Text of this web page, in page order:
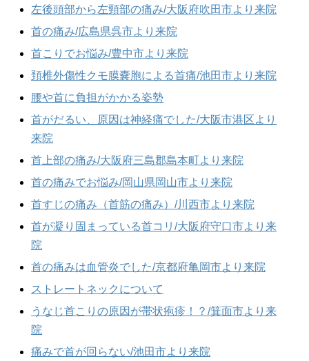
左後頭部から左頸部の痛み/大阪府吹田市より来院
首の痛み/広島県呉市より来院
首こりでお悩み/豊中市より来院
頚椎外傷性クモ膜嚢胞による首痛/池田市より来院
腰や首に負担がかかる姿勢
首がだるい、原因は神経痛でした/大阪市港区より
来院
首上部の痛み/大阪府三島郡島本町より来院
首の痛みでお悩み/岡山県岡山市より来院
首すじの痛み（首筋の痛み）/川西市より来院
首が凝り固まっている首コリ/大阪府守口市より来
院
首の痛みは血管炎でした/京都府亀岡市より来院
ストレートネックについて
うなじ首こりの原因が帯状疱疹！？/箕面市より来
院
痛みで首が回らない/池田市より来院